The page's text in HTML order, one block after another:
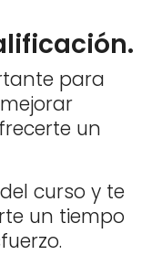
para
un
curso y te
un tiempo